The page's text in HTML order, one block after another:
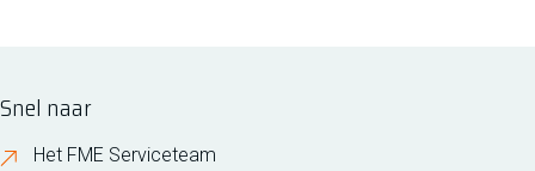
Snel naar
Het FME Serviceteam